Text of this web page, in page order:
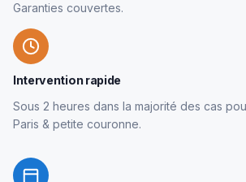
Garanties couvertes.
Intervention rapide
Sous 2 heures dans la majorité des cas
Paris & petite couronne.